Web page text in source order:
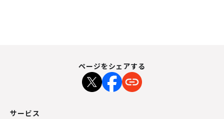
ページをシェアする
サービス